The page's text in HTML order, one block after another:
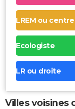
LREM ou centre
Ecologiste
LR ou droite
Villes voisines